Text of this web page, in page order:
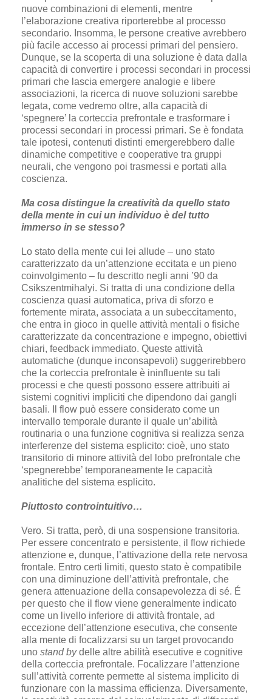
nuove combinazioni di elementi, mentre
l’elaborazione creativa riporterebbe al processo
secondario. Insomma, le persone creative avrebbero
più facile accesso ai processi primari del pensiero.
Dunque, se la scoperta di una soluzione è data dalla
capacità di convertire i processi secondari in processi
primari che lascia emergere analogie e libere
associazioni, la ricerca di nuove soluzioni sarebbe
legata, come vedremo oltre, alla capacità di
‘spegnere’ la corteccia prefrontale e trasformare i
processi secondari in processi primari. Se è fondata
tale ipotesi, contenuti distinti emergerebbero dalle
dinamiche competitive e cooperative tra gruppi
neurali, che vengono poi trasmessi e portati alla
coscienza.
Ma cosa distingue la creatività da quello stato
della mente in cui un individuo è del tutto
immerso in se stesso?
Lo stato della mente cui lei allude – uno stato
caratterizzato da un’attenzione eccitata e un pieno
coinvolgimento – fu descritto negli anni ’90 da
Csikszentmihalyi. Si tratta di una condizione della
coscienza quasi automatica, priva di sforzo e
fortemente mirata, associata a un subeccitamento,
che entra in gioco in quelle attività mentali o fisiche
caratterizzate da concentrazione e impegno, obiettivi
chiari, feedback immediato. Queste attività
automatiche (dunque inconsapevoli) suggerirebbero
che la corteccia prefrontale è ininfluente su tali
processi e che questi possono essere attribuiti ai
sistemi cognitivi impliciti che dipendono dai gangli
basali. Il flow può essere considerato come un
intervallo temporale durante il quale un’abilità
routinaria o una funzione cognitiva si realizza senza
interferenze del sistema esplicito: cioè, uno stato
transitorio di minore attività del lobo prefrontale che
‘spegnerebbe’ temporaneamente le capacità
analitiche del sistema esplicito.
Piuttosto controintuitivo…
Vero. Si tratta, però, di una sospensione transitoria.
Per essere concentrato e persistente, il flow richiede
attenzione e, dunque, l’attivazione della rete nervosa
frontale. Entro certi limiti, questo stato è compatibile
con una diminuzione dell’attività prefrontale, che
genera attenuazione della consapevolezza di sé. É
per questo che il flow viene generalmente indicato
come un livello inferiore di attività frontale, ad
eccezione dell’attenzione esecutiva, che consente
alla mente di focalizzarsi su un target provocando
uno stand bydelle altre abilità esecutive e cognitive
della corteccia prefrontale. Focalizzare l’attenzione
sull’attività corrente permette al sistema implicito di
funzionare con la massima efficienza. Diversamente,